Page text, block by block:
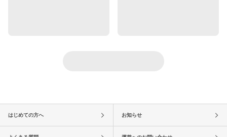
はじめての方へ お知らせ